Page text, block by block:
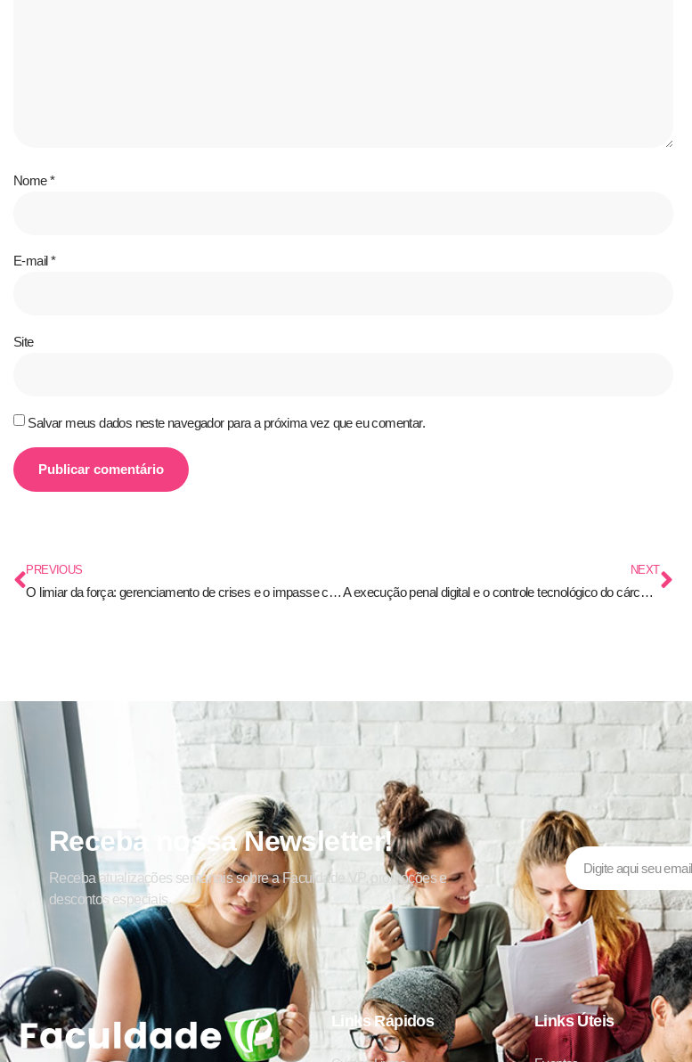
Nome*
E-mail *
Site
Salvar meus dados neste navegador para a próxima vez que eu comentar.
PREVIOUS
O limiar da força: gerenciamento de crises e o impasse com o Irã
NEXT
A execução penal digital e o controle tecnológico do cárcere: eficiência administrativa ou reconfiguração do poder punitivo?
Receba nossa Newsletter!
Receba atualizações semanais sobre a Faculdade VP, promoções e
descontos especiais.
Links Rápidos Links Úteis